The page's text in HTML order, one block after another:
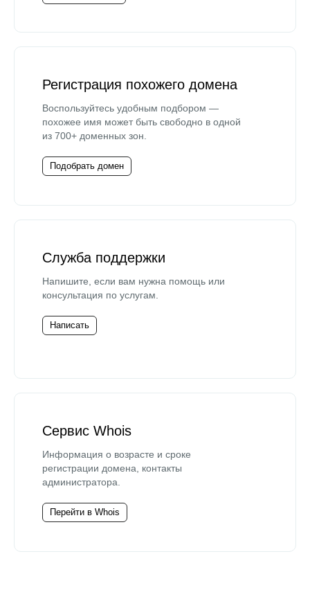
Регистрация похожего домена
Воспользуйтесь удобным подбором —
похожее имя может быть свободно в одной
из 700+ доменных зон.
Подобрать домен
Служба поддержки
Напишите, если вам нужна помощь или
консультация по услугам.
Написать
Сервис Whois
Информация о возрасте и сроке
регистрации домена, контакты
администратора.
Перейти в Whois